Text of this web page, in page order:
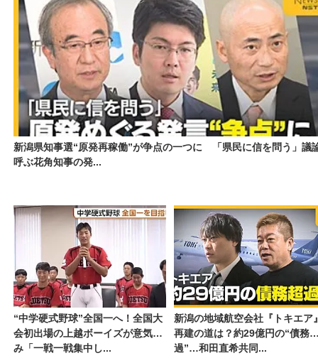
新潟県知事選“原発再稼働”が争点の一つに 「県民に信を問う」議
呼ぶ花角知事の発...
“中学硬式野球”全国一へ！全国大
会初出場の上越ボーイズが意気込
み「一戦一戦集中し...
新潟の地域航空会社『トキエア
再建の道は？約29億円の“債務
過”…和田直希共同...